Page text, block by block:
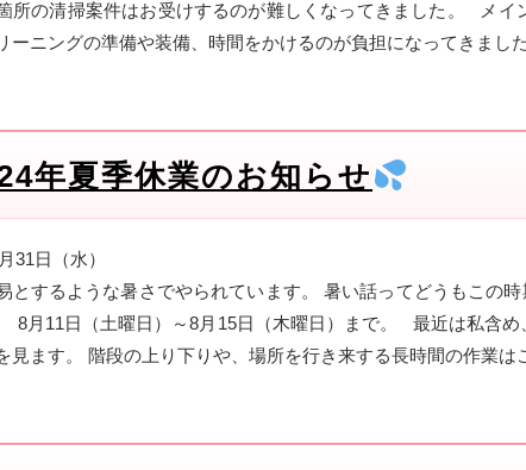
所の清掃案件はお受けするのが難しくなってきました。 メ
ーニングの準備や装備、時間をかけるのが負担になってきまし
年夏季休業のお知らせ
31日（水）
とするような暑さでやられています。 暑い話ってどうもこの
8月11日（土曜日）～8月15日（木曜日）まで。 最近は私含
見ます。 階段の上り下りや、場所を行き来する長時間の作業は